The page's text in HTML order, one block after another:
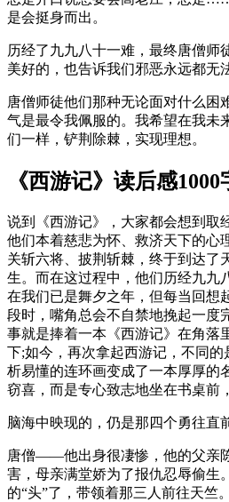
是会挺身而出。
历经了九九八十一难，最终唐僧师
美好的，也告诉我们邪恶永远都无
唐僧师徒他们那种无论面对什么困
气是最令我佩服的。我希望在我未
们一样，铲荆除棘，实现理想。
《西游记》读后感1000
说到《西游记》，大家都会想到取
他们本着慈悲为怀、救济天下的心
关斩六将、披荆斩棘，终于到达了
生。而在这过程中，他们历经九九
在我们已是舞夕之年，但每当回想
段时，嘴角总会不自禁地挽起一度
事就是捧着一本《西游记》在角落
下;如今，再次拿起西游记，不同
析易懂的连环画变成了一本厚厚的
窃喜，而是专心致志地坐在书桌
脑海中映现的，仍是那四个勇往直
唐僧——他出身很凄惨，他的父亲
害，母亲满堂娇为了报仇忍辱偷生
的“头”了，带领着那三人前往天竺